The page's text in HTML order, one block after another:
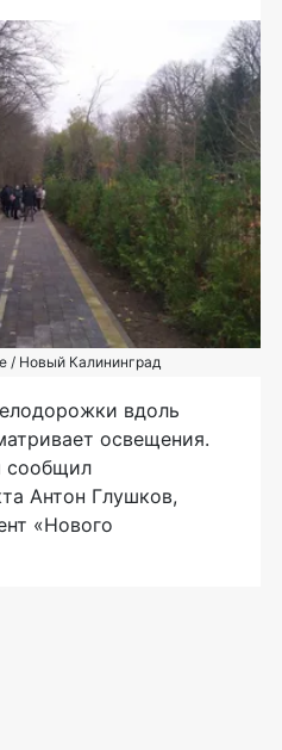
/ Новый Калининград
вдоль
освещения.
сообщил
Антон Глушков,
«Нового